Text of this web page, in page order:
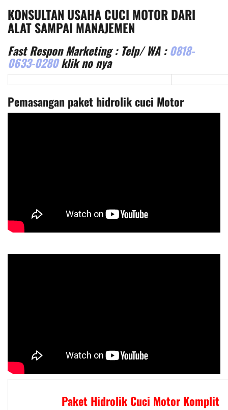
KONSULTAN USAHA CUCI MOTOR DARI
ALAT SAMPAI MANAJEMEN
Fast Respon Marketing : Telp/ WA :0818-
0633-0280klik no nya
Pemasangan paket hidrolik cuci Motor
Paket Hidrolik Cuci Motor Komplit